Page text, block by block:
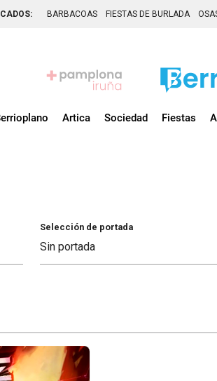
BARBACOAS FIESTAS DE BURLADA
Artica Sociedad Fiestas
Selección de portada